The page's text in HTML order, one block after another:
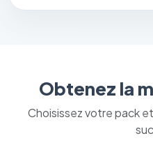
Obtenez la
Choisissez votre pack